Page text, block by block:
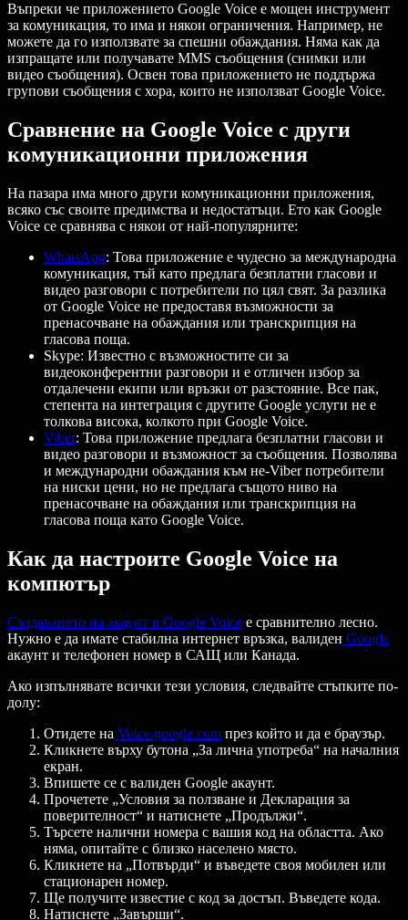
Въпреки че приложението Google Voice е мощен инструмент
за комуникация, то има и някои ограничения. Например, не
можете да го използвате за спешни обаждания. Няма как да
изпращате или получавате MMS съобщения (снимки или
видео съобщения). Освен това приложението не поддържа
групови съобщения с хора, които не използват Google Voice.
Сравнение на Google Voice с други
комуникационни приложения
На пазара има много други комуникационни приложения,
всяко със своите предимства и недостатъци. Ето как Google
Voice се сравнява с някои от най-популярните:
WhatsApp: Това приложение е чудесно за международна
комуникация, тъй като предлага безплатни гласови и
видео разговори с потребители по цял свят. За разлика
от Google Voice не предоставя възможности за
пренасочване на обаждания или транскрипция на
гласова поща.
Skype: Известно с възможностите си за
видеоконферентни разговори и е отличен избор за
отдалечени екипи или връзки от разстояние. Все пак,
степента на интеграция с другите Google услуги не е
толкова висока, колкото при Google Voice.
Viber: Това приложение предлага безплатни гласови и
видео разговори и възможност за съобщения. Позволява
и международни обаждания към не-Viber потребители
на ниски цени, но не предлага същото ниво на
пренасочване на обаждания или транскрипция на
гласова поща като Google Voice.
Как да настроите Google Voice на
компютър
Създаването на акаунт в Google Voice е сравнително лесно.
Нужно е да имате стабилна интернет връзка, валиден Google
акаунт и телефонен номер в САЩ или Канада.
Ако изпълнявате всички тези условия, следвайте стъпките по-
долу:
Отидете на Voice.google.com през който и да е браузър.
Кликнете върху бутона „За лична употреба“ на началния
екран.
Впишете се с валиден Google акаунт.
Прочетете „Условия за ползване и Декларация за
поверителност“ и натиснете „Продължи“.
Търсете налични номера с вашия код на областта. Ако
няма, опитайте с близко населено място.
Кликнете на „Потвърди“ и въведете своя мобилен или
стационарен номер.
Ще получите известие с код за достъп. Въведете кода.
Натиснете „Завърши“.